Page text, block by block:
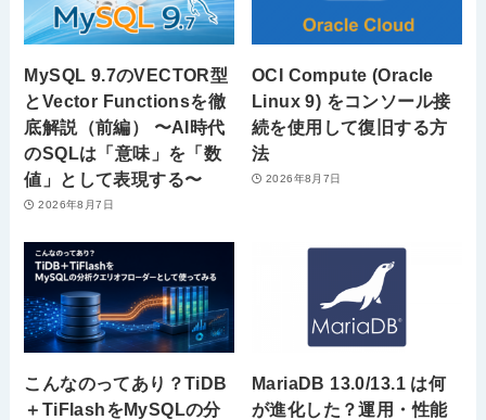
MySQL 9.7のVECTOR型
とVector Functionsを徹
底解説（前編） 〜AI時代
のSQLは「意味」を「数
値」として表現する〜
2026年8月7日
OCI Compute (Oracle
Linux 9) をコンソール接
続を使用して復旧する方
法
2026年8月7日
こんなのってあり？TiDB
＋TiFlashをMySQLの分
MariaDB 13.0/13.1 は何
が進化した？運用・性能